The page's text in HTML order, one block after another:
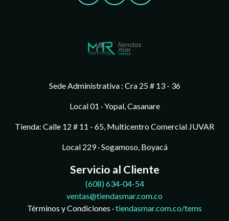
Sede Administrativa : Cra 25 # 13 - 36
Local 01 · Yopal, Casanare
Tienda: Calle 12 # 11 - 65, Multicentro Comercial JUVAR
Local 229 · Sogamoso, Boyacá
Servicio al Cliente
(608) 634-04-54
ventas@tiendasmar.com.co
Términos y Condiciones ·tiendasmar.com.co/tems